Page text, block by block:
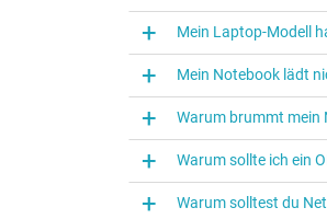
Kategorisierung
Kategorie
Mein Laptop-Modell
Mein Notebook lädt
Warum brummt mein
Warum sollte ich ein
Warum solltest du